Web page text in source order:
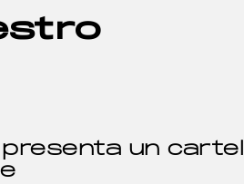
presenta un cartel